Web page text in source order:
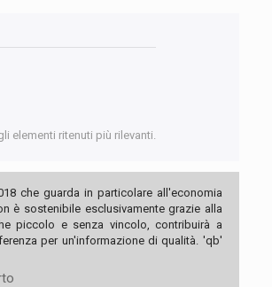
elementi ritenuti più rilevanti.
che guarda in particolare all'economia
è sostenibile esclusivamente grazie alla
piccolo e senza vincolo, contribuirà a
per un'informazione di qualità. 'qb'